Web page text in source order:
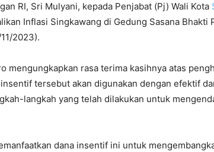
RI, Sri Mulyani, kepada Penjabat (Pj) Wali Kota
Inflasi Singkawang di Gedung Sasana Bhakti
2023).
mengungkapkan rasa terima kasihnya atas
tersebut akan digunakan dengan efektif
langkah yang telah dilakukan untuk
dana insentif ini untuk